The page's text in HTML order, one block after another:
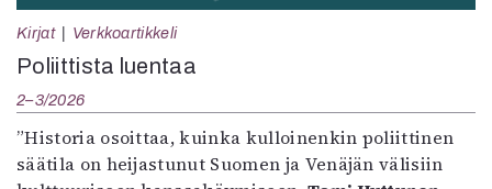
Kirjat Verkkoartikkeli
Poliittista luentaa
2–3/2026
”Historia osoittaa, kuinka kulloinenkin poliittinen
säätila on heijastunut Suomen ja Venäjän välisiin